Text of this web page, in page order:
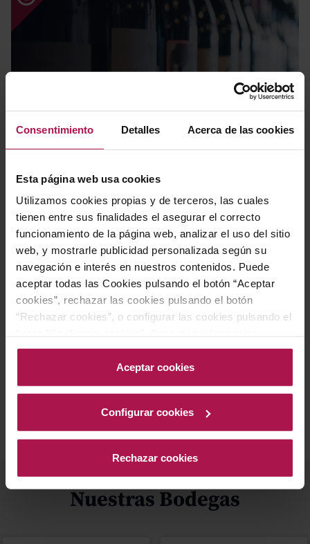
Consentimiento Detalles Acerca de las cookies
Esta página web usa cookies
Utilizamos cookies propias y de terceros, las cuales
tienen entre sus finalidades el asegurar el correcto
funcionamiento de la página web, analizar el uso del sitio
web, y mostrarle publicidad personalizada según su
navegación e interés en nuestros contenidos. Puede
aceptar todas las Cookies pulsando el botón “Aceptar
cookies”, rechazar las cookies pulsando el botón
“Rechazar cookies”, o configurar las cookies pulsando el
acceda a nuestra Política de Cookies.Para más
información acceda a nuestraPolítica de Cookies
Aceptar cookies
Configurar cookies
Rechazar cookies
Novedades
Packs regalo
Mejor Valorados Blog
Nuestras Bodegas